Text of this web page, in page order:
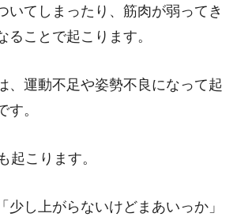
いてしまったり、筋肉が弱ってき
ることで起こります。
、運動不足や姿勢不良になって起
す。
起こります。
少し上がらないけどまあいっか」